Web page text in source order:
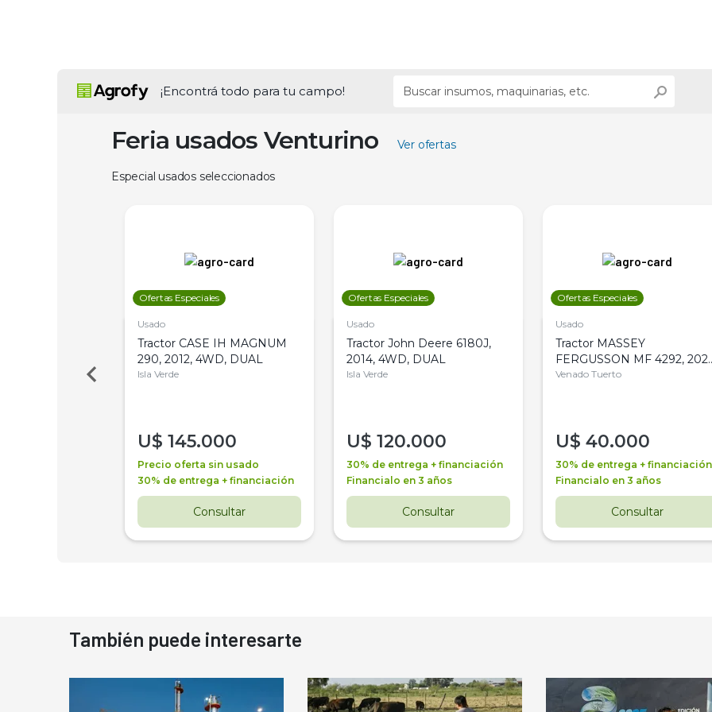
¡Encontrá todo para tu campo!
Feria usados Venturino Ver ofertas
Especial usados seleccionados
Ofertas Especiales
Usado
Tractor CASE IH MAGNUM
290, 2012, 4WD, DUAL
Isla Verde
U$ 145.000
Precio oferta sin usado
30% de entrega + financiación
Consultar
Ofertas Especiales
Usado
Tractor John Deere 6180J,
2014, 4WD, DUAL
Isla Verde
U$ 120.000
30% de entrega + financiación
Financialo en 3 años
Consultar
Ofertas Especiales
Usado
Tractor MASSEY
FERGUSSON MF 4292,
4WD, PATON
Venado Tuerto
U$ 40.000
30% de entrega + financiación
Financialo en 3 años
Consultar
También puede interesarte